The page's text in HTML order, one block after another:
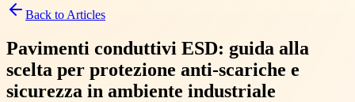
Back to Articles
Pavimenti conduttivi ESD: guida alla
scelta per protezione anti-scariche e
sicurezza in ambiente industriale